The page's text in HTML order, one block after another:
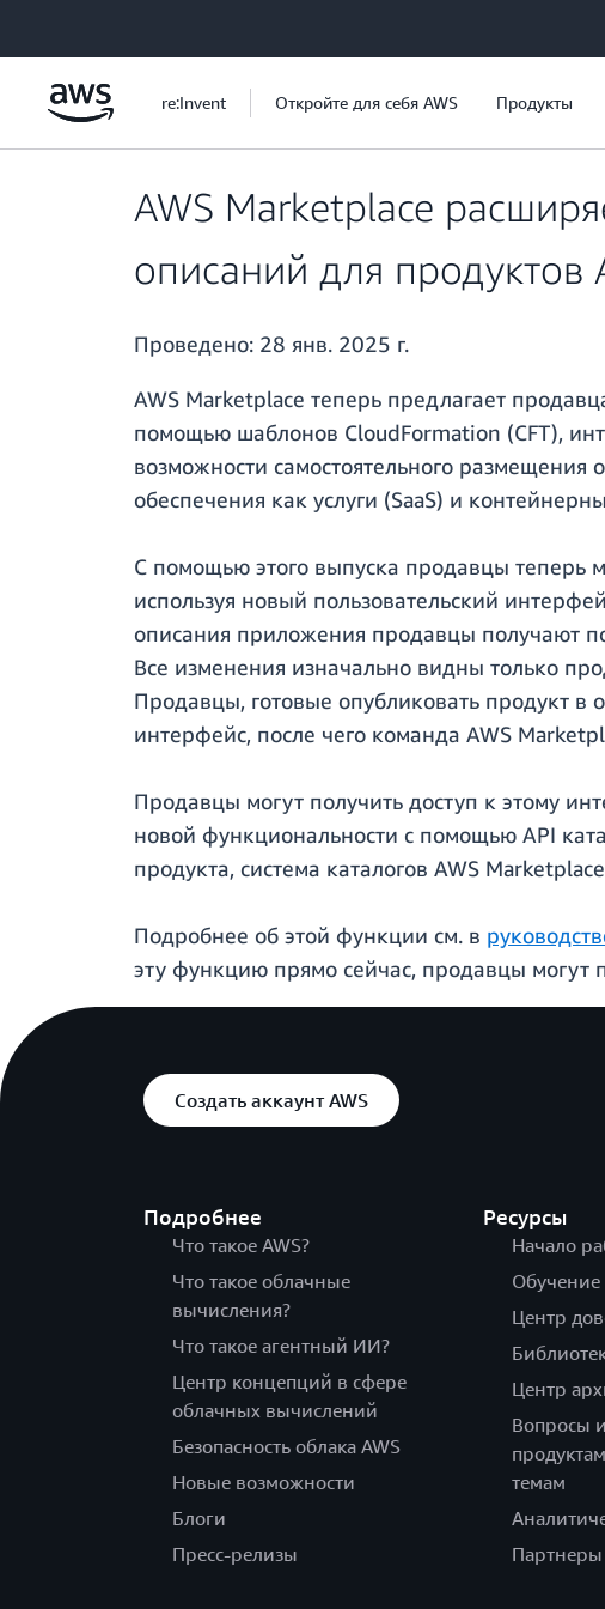
re:Invent Откройте для себя AWS Продукты
AWS Marketplace
описаний для
Проведено: 28 янв. 2025 г.
AWS Marketplace теперь предлагает
помощью шаблонов CloudFormation (CFT),
возможности самостоятельного
обеспечения как услуги (SaaS) и
С помощью этого выпуска продавцы теперь
используя новый пользовательский
описания приложения продавцы получают
Все изменения изначально видны только
Продавцы, готовые опубликовать продукт в
интерфейс, после чего команда AWS
Продавцы могут получить доступ к этому
новой функциональности с помощью API
продукта, система каталогов AWS
Подробнее об этой функции см. в
эту функцию прямо сейчас, продавцы могут
Создать аккаунт AWS
Подробнее
Что такое AWS?
Что такое облачные
вычисления?
Что такое агентный ИИ?
Центр концепций в сфере
облачных вычислений
Безопасность облака AWS
Новые возможности
Блоги
Пресс-релизы
Ресурсы
Начало
Обучение
Центр
Центр
Вопросы
темам
Партнеры